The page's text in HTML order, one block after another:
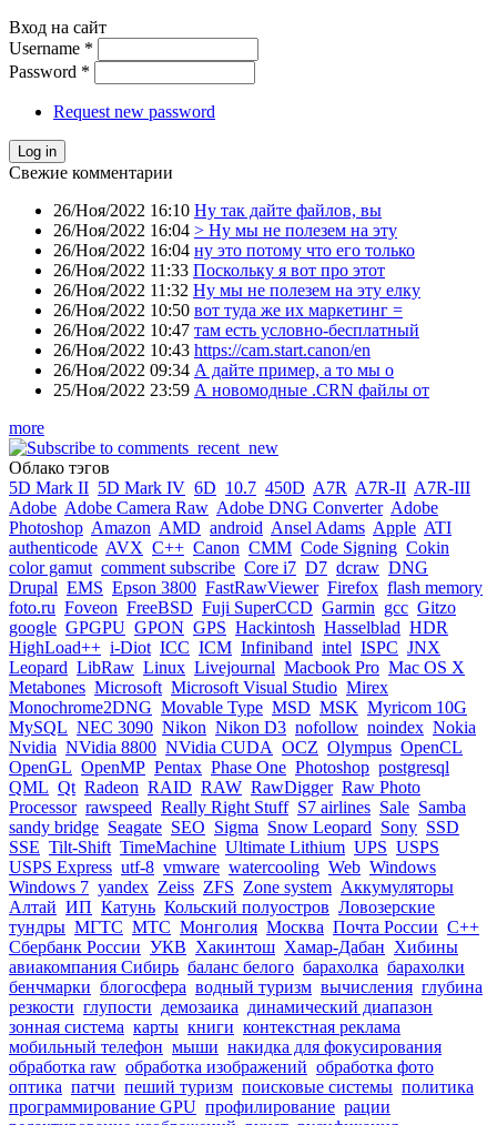
Вход на сайт
Username *
Password *
Request new password
Свежие комментарии
26/Ноя/2022 16:10 Ну так дайте файлов, вы
26/Ноя/2022 16:04 > Ну мы не полезем на эту
26/Ноя/2022 16:04 ну это потому что его только
26/Ноя/2022 11:33 Поскольку я вот про этот
26/Ноя/2022 11:32 Ну мы не полезем на эту елку
26/Ноя/2022 10:50 вот туда же их маркетинг =
26/Ноя/2022 10:47 там есть условно-бесплатный
26/Ноя/2022 10:43 https://cam.start.canon/en
26/Ноя/2022 09:34 А дайте пример, а то мы о
25/Ноя/2022 23:59 А новомодные .CRN файлы от
more
Облако тэгов
5D Mark II 5D Mark IV 6D 10.7 450D A7R A7R-II A7R-III
Adobe Adobe Camera Raw Adobe DNG Converter Adobe
Photoshop Amazon AMD android Ansel Adams Apple ATI
authenticode AVX C++ Canon CMM Code Signing Cokin
color gamut comment subscribe Core i7 D7 dcraw DNG
Drupal EMS Epson 3800 FastRawViewer Firefox flash memory
foto.ru Foveon FreeBSD Fuji SuperCCD Garmin gcc Gitzo
google GPGPU GPON GPS Hackintosh Hasselblad HDR
HighLoad++ i-Diot ICC ICM Infiniband intel ISPC JNX
Leopard LibRaw Linux Livejournal Macbook Pro Mac OS X
Metabones Microsoft Microsoft Visual Studio Mirex
Monochrome2DNG Movable Type MSD MSK Myricom 10G
MySQL NEC 3090 Nikon Nikon D3 nofollow noindex Nokia
Nvidia NVidia 8800 NVidia CUDA OCZ Olympus OpenCL
OpenGL OpenMP Pentax Phase One Photoshop postgresql
QML Qt Radeon RAID RAW RawDigger Raw Photo
Processor rawspeed Really Right Stuff S7 airlines Sale Samba
sandy bridge Seagate SEO Sigma Snow Leopard Sony SSD
SSE Tilt-Shift TimeMachine Ultimate Lithium UPS USPS
USPS Express utf-8 vmware watercooling Web Windows
Windows 7 yandex Zeiss ZFS Zone system Аккумуляторы
Алтай ИП Катунь Кольский полуостров Ловозерские
тундры МГТС МТС Монголия Москва Почта России С++
Сбербанк России УКВ Хакинтош Хамар-Дабан Хибины
авиакомпания Сибирь баланс белого барахолка барахолки
бенчмарки блогосфера водный туризм вычисления глубина
резкости глупости демозаика динамический диапазон
зонная система карты книги контекстная реклама
мобильный телефон мыши накидка для фокусирования
обработка raw обработка изображений обработка фото
оптика патчи пеший туризм поисковые системы политика
программирование GPU профилирование рации